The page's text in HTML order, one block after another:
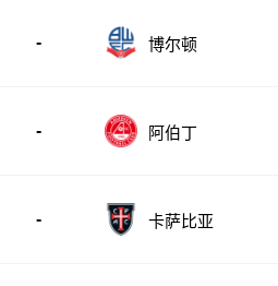
- 博尔顿
- 阿伯丁
- 卡萨比亚